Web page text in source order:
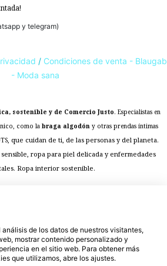
y telegram)
/ Condiciones de venta - Blaugab
- Moda sana
sostenible y de Comercio Justo. Especialistas en
como la braga algodóny otras prendas íntimas
, que cuidan de ti, de las personas y del planeta.
ropa para piel delicada y enfermedades
Ropa interior sostenible.
de los datos de nuestros visitantes,
mostrar contenido personalizado y
en el sitio web. Para obtener más
que utilizamos, abre los ajustes.